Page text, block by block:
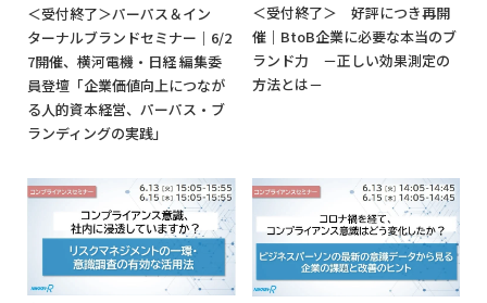
＜受付終了＞パーパス＆イン
ターナルブランドセミナー｜6/2
7開催、横河電機・日経 編集委
員登壇「企業価値向上につなが
る人的資本経営、パーパス・ブ
ランディングの実践」
＜受付終了＞ 好評につき再開
催｜BtoB企業に必要な本当のブ
ランド力 －正しい効果測定の
方法とは－